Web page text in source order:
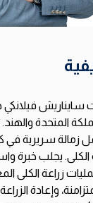
سايناريش
أكمل زمالة
الكلى. يجلب خبرة
زراعة الكلى
وإعادة